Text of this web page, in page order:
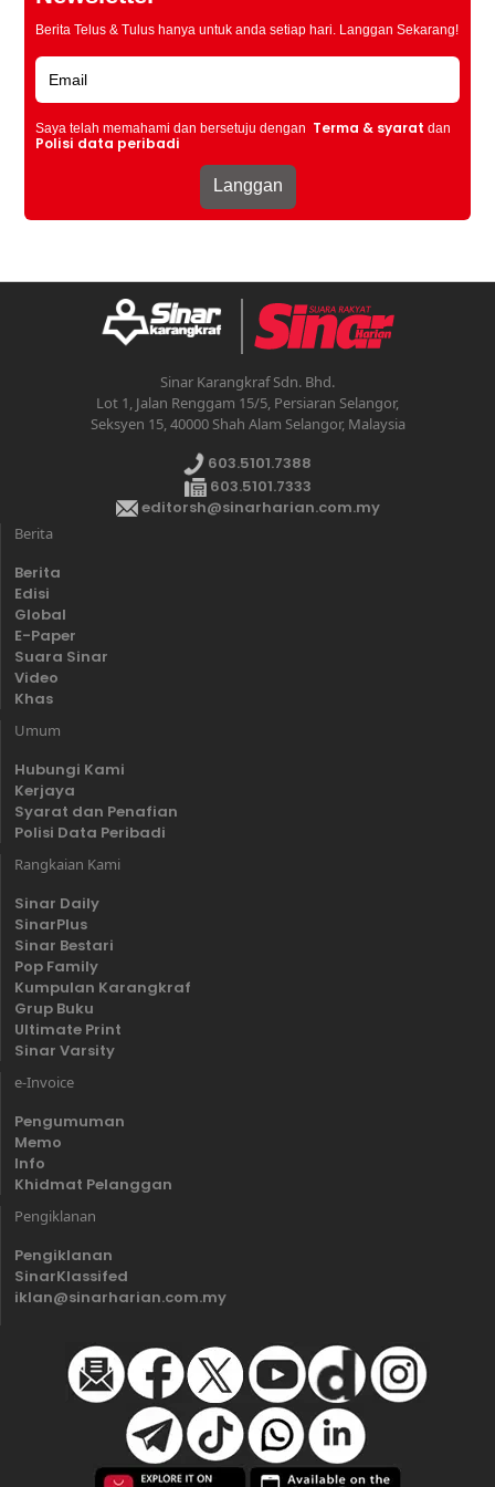
Berita Telus & Tulus hanya untuk anda setiap hari. Langgan Sekarang!
Saya telah memahami dan bersetuju dengan Terma & syarat dan
Polisi data peribadi
Sinar Karangkraf Sdn. Bhd.
Lot 1, Jalan Renggam 15/5, Persiaran Selangor,
Seksyen 15, 40000 Shah Alam Selangor, Malaysia
603.5101.7388
603.5101.7333
editorsh@sinarharian.com.my
Berita
Berita
Edisi
Global
E-Paper
Suara Sinar
Video
Khas
Umum
Hubungi Kami
Kerjaya
Syarat dan Penafian
Polisi Data Peribadi
Rangkaian Kami
Sinar Daily
SinarPlus
Sinar Bestari
Pop Family
Kumpulan Karangkraf
Grup Buku
Ultimate Print
Sinar Varsity
e-Invoice
Pengumuman
Memo
Info
Khidmat Pelanggan
Pengiklanan
Pengiklanan
SinarKlassifed
iklan@sinarharian.com.my